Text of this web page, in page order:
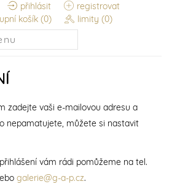
přihlásit
registrovat
košík (0) limity (0)
zadejte vaši e-mailovou adresu a
nepamatujete, můžete si nastavit
vám rádi pomůžeme na tel.
galerie@g-a-p.cz.